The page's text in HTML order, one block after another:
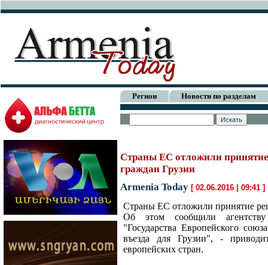
Регион Новости по разделам
Страны ЕС отложили
граждан Грузии
Armenia Today [ 02.06.2016 | 09:41 ]
Страны ЕС отложили принятие
Об этом сообщили агентству
"Государства Европейского
въезда для Грузии", -
европейских стран.